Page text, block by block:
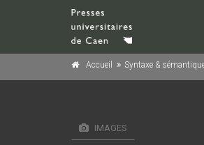
Accueil Syntaxe & sémantique, n° 5/
IMAGES